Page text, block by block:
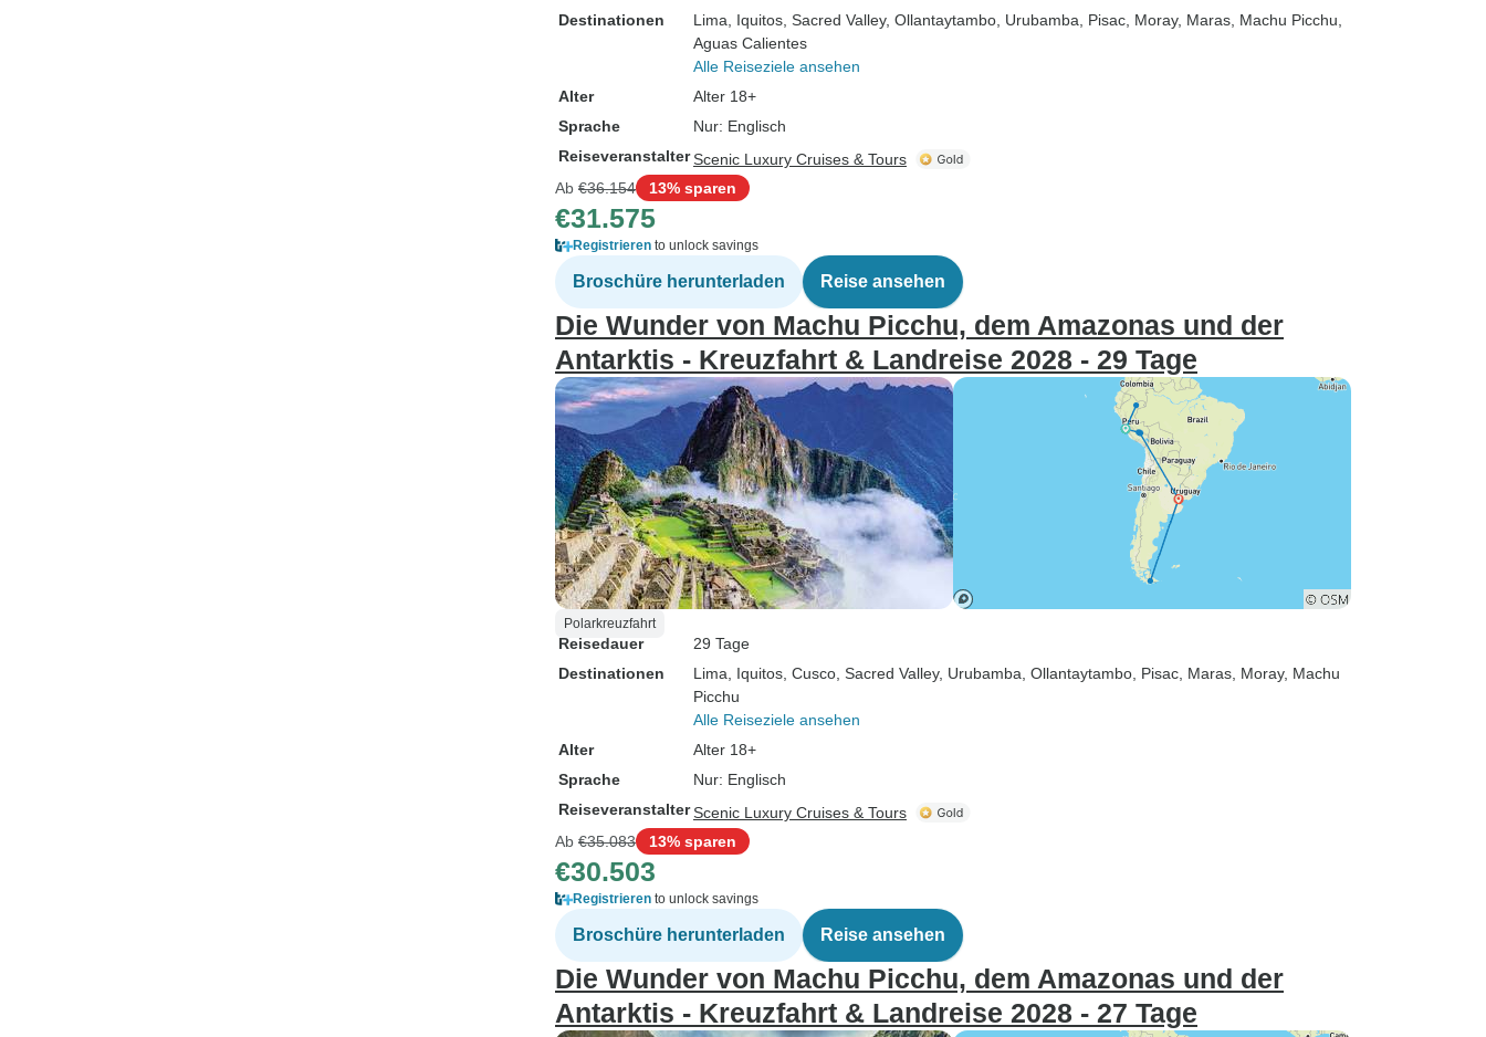
Destinationen
Lima , Iquitos , Sacred Valley, Ollantaytambo , Urubamba , Pisac , Moray, Maras , Machu Picchu
Aguas Calientes
Alle Reiseziele ansehen
Alter
Alter 18+
Sprache
Nur: Englisch
ReiseveranstalterScenic Luxury Cruises & Tours
Ab €36.154 13% sparen
€31.575
Registrieren to unlock savings
Broschüre herunterladen Reise ansehen
Die Wunder von Machu Picchu, dem Amazonas und der
Antarktis - Kreuzfahrt & Landreise 2028 - 29 Tage
Polarkreuzfahrt
Reisedauer
29 Tage
Destinationen
Lima , Iquitos , Cusco , Sacred Valley, Urubamba , Ollantaytambo , Pisac , Maras , Moray, Machu
Picchu
Alle Reiseziele ansehen
Alter
Alter 18+
Sprache
Nur: Englisch
ReiseveranstalterScenic Luxury Cruises & Tours
Ab €35.083 13% sparen
€30.503
Registrieren to unlock savings
Broschüre herunterladen Reise ansehen
Die Wunder von Machu Picchu, dem Amazonas und der
Antarktis - Kreuzfahrt & Landreise 2028 - 27 Tage